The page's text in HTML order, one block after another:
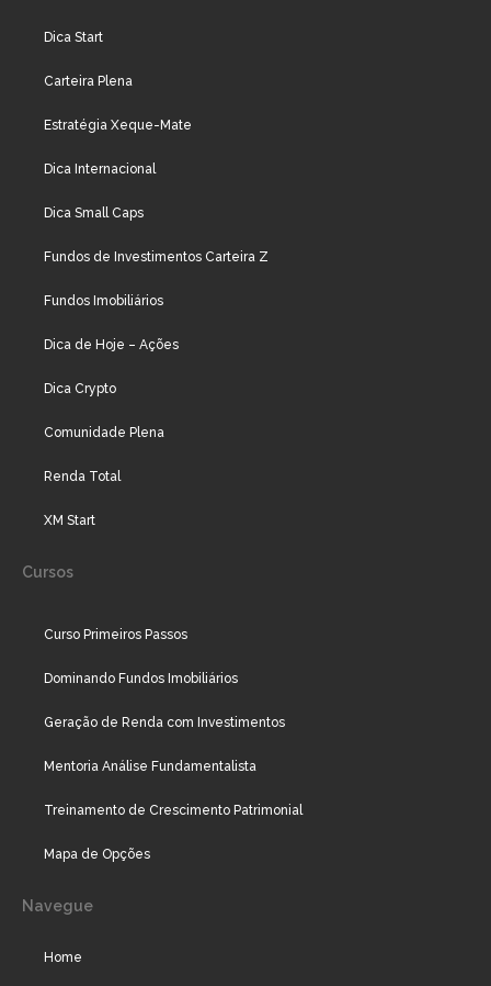
Dica Start
Carteira Plena
Estratégia Xeque-Mate
Dica Internacional
Dica Small Caps
Fundos de Investimentos Carteira Z
Fundos Imobiliários
Dica de Hoje – Ações
Dica Crypto
Comunidade Plena
Renda Total
XM Start
Cursos
Curso Primeiros Passos
Dominando Fundos Imobiliários
Geração de Renda com Investimentos
Mentoria Análise Fundamentalista
Treinamento de Crescimento Patrimonial
Mapa de Opções
Navegue
Home